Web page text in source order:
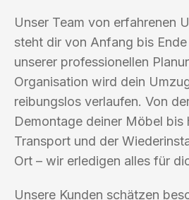
Unser Team von erfahrenen
steht dir von Anfang bis
unserer professionellen
Organisation wird dein
reibungslos verlaufen. Von
Demontage deiner Möbel bis
Transport und der
Ort – wir erledigen alles für
Unsere Kunden schätzen